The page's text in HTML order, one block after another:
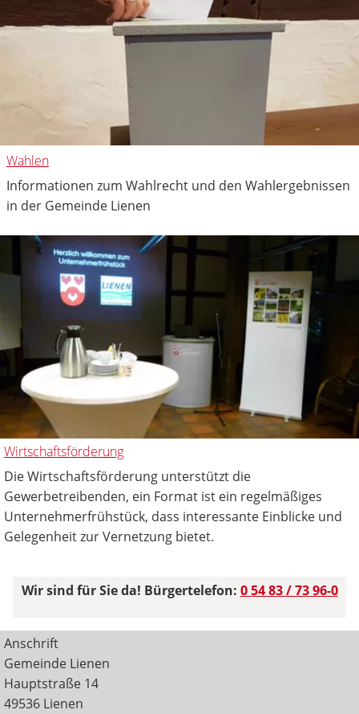
Wahlen
Informationen zum Wahlrecht und den Wahlergebnissen
in der Gemeinde Lienen
Wirtschaftsförderung
Die Wirtschaftsförderung unterstützt die
Gewerbetreibenden, ein Format ist ein regelmäßiges
Unternehmerfrühstück, dass interessante Einblicke und
Gelegenheit zur Vernetzung bietet.
Wir sind für Sie da! Bürgertelefon: 0 54 83 / 73 96-0
Anschrift
Gemeinde Lienen
Hauptstraße 14
49536 Lienen